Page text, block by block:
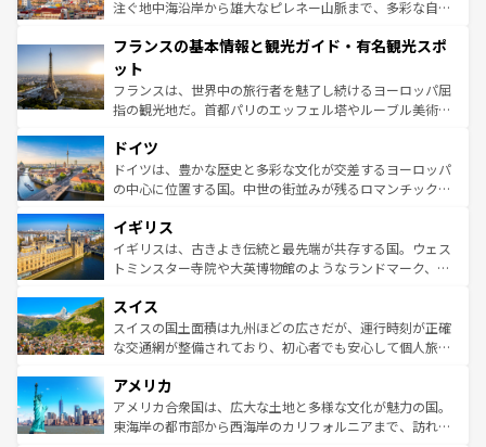
ピザやパスタなど、絶品のイタリア料理を堪能することも
ませてくれるイタリアで、忘れられない旅をしてみよう！
なお、新着のイタリア情報は
しい。
注ぐ地中海沿岸から雄大なピレネー山脈まで、多彩な自然
文化が根付くこの国では、情熱的なフラメンコ、熱気あふ
れる闘牛、そして美味しいタパスが生活の一部となってい
る。首都マドリードの洗練された雰囲気や、バルセロナの
アートに溢れた街角から、地方では古代ローマ遺跡や中世
せる。地方によって風土や気候が異なるスペインはその個
性で訪れる人を魅了する。 なお、新着のスペイン情報は コ
ンテンツ一覧を参照してほしい。
フランスの基本情報と観光ガイド・有名観光スポ
ット
フランスは、世界中の旅行者を魅了し続けるヨーロッパ屈
指の観光地だ。首都パリのエッフェル塔やルーブル美術館
で、幅広い魅力が詰まっている。華麗な宮殿、歴史的な大
聖堂、美しいビーチ、そして豊かな自然が、訪れる者を心
から魅了する。また、フランスは美食の国としても知ら
いる。シャンパンの発祥地であるランス、プロヴァンスの
香り高いラベンダー畑など、多彩な楽しみ方が可能だ。さ
らに、パリ以外の地域にも魅力が溢れており、どの街角に
れる地方に足を運ぶとそれぞれで全く異なる文化を体験で
きるだろう。 なお、新着のフランス情報はコンテンツ一覧
を参照してほしい。
ドイツ
ドイツは、豊かな歴史と多彩な文化が交差するヨーロッパ
の中心に位置する国。中世の街並みが残るロマンチック街
顔を持つこの国は、どこを歩いても飽きることがない。ベ
ルリンの文化的活気、バイエルン州のアルプスの絶景、そ
してライン川沿いのワイン畑といった風景は必見。ビール
は、お酒好きな人にはぜひ体験してほしい。 なお、新着の
ドイツ情報はコンテンツ一覧を参照してほしい。
イギリス
イギリスは、古きよき伝統と最先端が共存する国。ウェス
トミンスター寺院や大英博物館のようなランドマーク、歴
リアごとに異なる魅力がある。また、優雅なアフタヌーン
ティー、ビール好きにはたまらない英国パブ、サッカー観
戦など、本場だからこそできる体験も豊富。イギリスを旅
ンツ一覧を参照してほしい。
スイス
スイスの国土面積は九州ほどの広さだが、運行時刻が正確
な交通網が整備されており、初心者でも安心して個人旅行
の建物がそのまま残る町や、スイスならではのユニークな
博物館もあり、アルプス観光だけでなく町歩きも満喫する
ことができる。国民の所得が高いため物価も高いが、旅行
アメリカ
アメリカ合衆国は、広大な土地と多様な文化が魅力の国。
東海岸の都市部から西海岸のカリフォルニアまで、訪れる